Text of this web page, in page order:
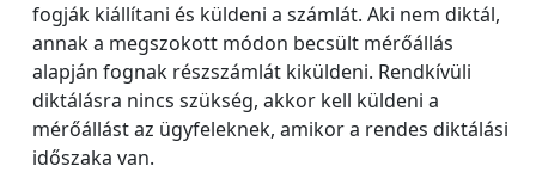
fogják kiállítani és küldeni a számlát. Aki nem diktál,
annak a megszokott módon becsült mérőállás
alapján fognak részszámlát kiküldeni. Rendkívüli
diktálásra nincs szükség, akkor kell küldeni a
mérőállást az ügyfeleknek, amikor a rendes diktálási
időszaka van.